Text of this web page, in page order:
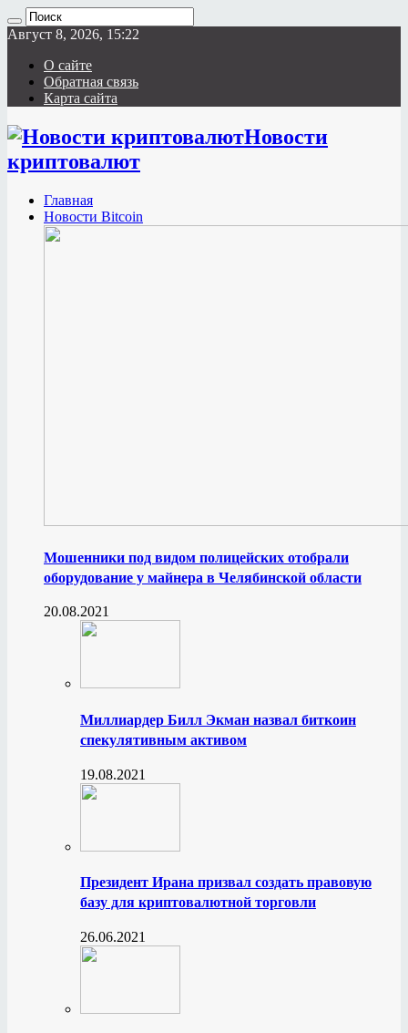
Август 8, 2026, 15:22
О сайте
Обратная связь
Карта сайта
Новости
криптовалют
Главная
Новости Bitcoin
Мошенники под видом полицейских отобрали
оборудование у майнера в Челябинской области
20.08.2021
Миллиардер Билл Экман назвал биткоин
спекулятивным активом
19.08.2021
Президент Ирана призвал создать правовую
базу для криптовалютной торговли
26.06.2021